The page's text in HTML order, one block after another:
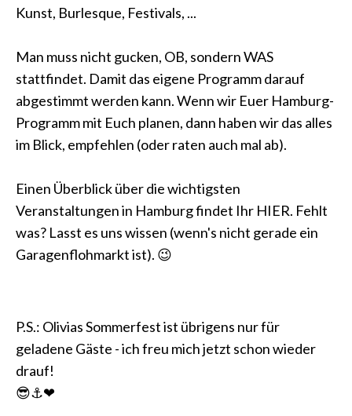
Kunst, Burlesque, Festivals, ...
Man muss nicht gucken, OB, sondern WAS
stattfindet. Damit das eigene Programm darauf
abgestimmt werden kann. Wenn wir Euer Hamburg-
Programm mit Euch planen, dann haben wir das alles
im Blick, empfehlen (oder raten auch mal ab).
Einen Überblick über die wichtigsten
Veranstaltungen in Hamburg findet Ihr HIER. Fehlt
was? Lasst es uns wissen (wenn's nicht gerade ein
Garagenflohmarkt ist). 😉
P.S.: Olivias Sommerfest ist übrigens nur für
geladene Gäste - ich freu mich jetzt schon wieder
drauf!
😎⚓❤